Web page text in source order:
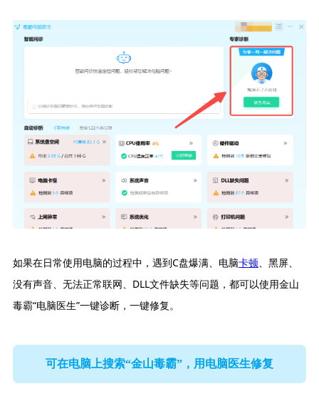
如果在日常使用电脑的过程中，遇到C盘爆满、电脑卡顿、黑屏、
没有声音、无法正常联网、DLL文件缺失等问题，都可以使用金山
毒霸“电脑医生”一键诊断，一键修复。
可在电脑上搜索“金山毒霸”，用电脑医生修复